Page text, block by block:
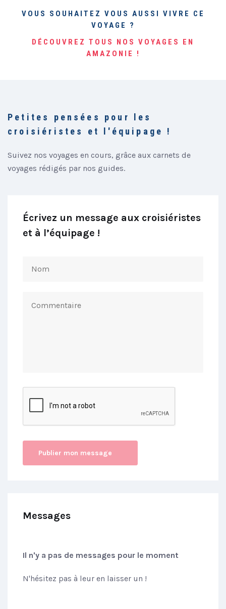
VOUS SOUHAITEZ VOUS AUSSI VIVRE CE
VOYAGE ?
DÉCOUVREZ TOUS NOS VOYAGES EN
AMAZONIE !
Petites pensées pour les
croisiéristes et l'équipage !
Suivez nos voyages en cours, grâce aux carnets de
voyages rédigés par nos guides.
Écrivez un message aux croisiéristes
et à l’équipage !
Messages
Il n'y a pas de messages pour le moment
N'hésitez pas à leur en laisser un !